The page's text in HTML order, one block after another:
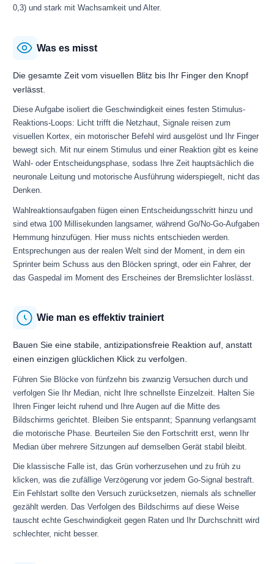
0,3) und stark mit Wachsamkeit und Alter.
Was es misst
Die gesamte Zeit vom visuellen Blitz bis Ihr Finger den Knopf
verlässt.
Diese Aufgabe isoliert die Geschwindigkeit eines festen Stimulus-
Reaktions-Loops: Licht trifft die Netzhaut, Signale reisen zum
visuellen Kortex, ein motorischer Befehl wird ausgelöst und Ihr Finger
bewegt sich. Mit nur einem Stimulus und einer Reaktion gibt es keine
Wahl- oder Entscheidungsphase, sodass Ihre Zeit hauptsächlich die
neuronale Leitung und motorische Ausführung widerspiegelt, nicht das
Denken.
Wahlreaktionsaufgaben fügen einen Entscheidungsschritt hinzu und
sind etwa 100 Millisekunden langsamer, während Go/No-Go-Aufgaben
Hemmung hinzufügen. Hier muss nichts entschieden werden.
Entsprechungen aus der realen Welt sind der Moment, in dem ein
Sprinter beim Schuss aus den Blöcken springt, oder ein Fahrer, der
das Gaspedal im Moment des Erscheines der Bremslichter loslässt.
Wie man es effektiv trainiert
Bauen Sie eine stabile, antizipationsfreie Reaktion auf, anstatt
einen einzigen glücklichen Klick zu verfolgen.
Führen Sie Blöcke von fünfzehn bis zwanzig Versuchen durch und
verfolgen Sie Ihr Median, nicht Ihre schnellste Einzelzeit. Halten Sie
Ihren Finger leicht ruhend und Ihre Augen auf die Mitte des
Bildschirms gerichtet. Bleiben Sie entspannt; Spannung verlangsamt
die motorische Phase. Beurteilen Sie den Fortschritt erst, wenn Ihr
Median über mehrere Sitzungen auf demselben Gerät stabil bleibt.
Die klassische Falle ist, das Grün vorherzusehen und zu früh zu
klicken, was die zufällige Verzögerung vor jedem Go-Signal bestraft.
Ein Fehlstart sollte den Versuch zurücksetzen, niemals als schneller
gezählt werden. Das Verfolgen des Bildschirms auf diese Weise
tauscht echte Geschwindigkeit gegen Raten und Ihr Durchschnitt wird
schlechter, nicht besser.